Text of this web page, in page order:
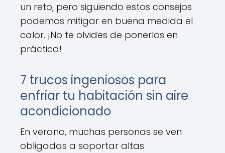
un reto, pero siguiendo estos consejos
podemos mitigar en buena medida el
calor. ¡No te olvides de ponerlos en
práctica!
7 trucos ingeniosos para
enfriar tu habitación sin aire
acondicionado
En verano, muchas personas se ven
obligadas a soportar altas